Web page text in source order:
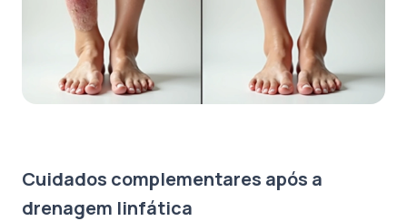
Cuidados complementares após a
drenagem linfática